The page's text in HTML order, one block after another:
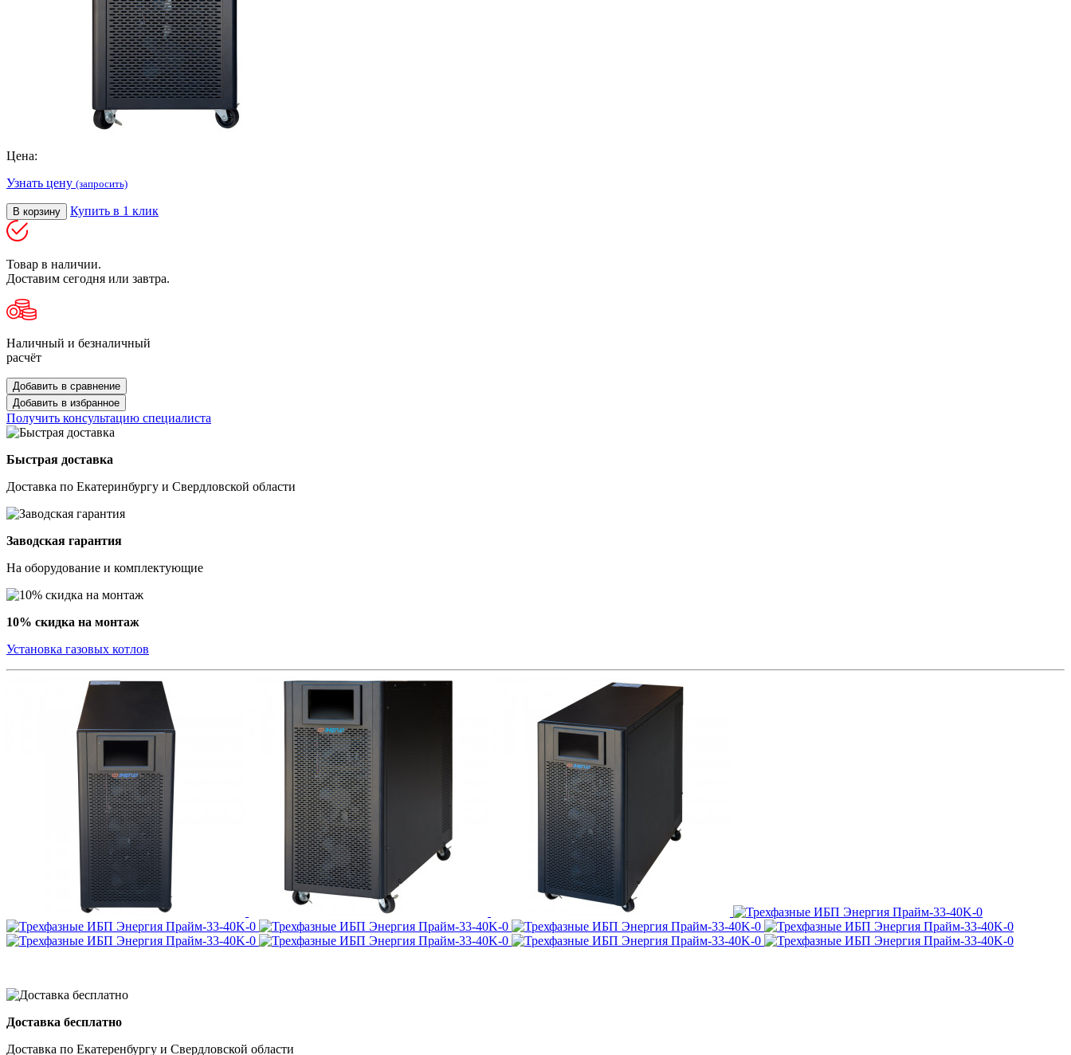
Цена:
Узнать цену (запросить)
В корзину Купить в 1 клик
Товар в наличии.
Доставим сегодня или завтра.
Наличный и безналичный
расчёт
Добавить в сравнение
Добавить в избранное
Получить консультацию специалиста
Быстрая доставка
Доставка по Екатеринбургу и Свердловской области
Заводская гарантия
На оборудование и комплектующие
10% скидка на монтаж
Установка газовых котлов
Доставка бесплатно
Доставка по Екатеренбургу и Свердловской области